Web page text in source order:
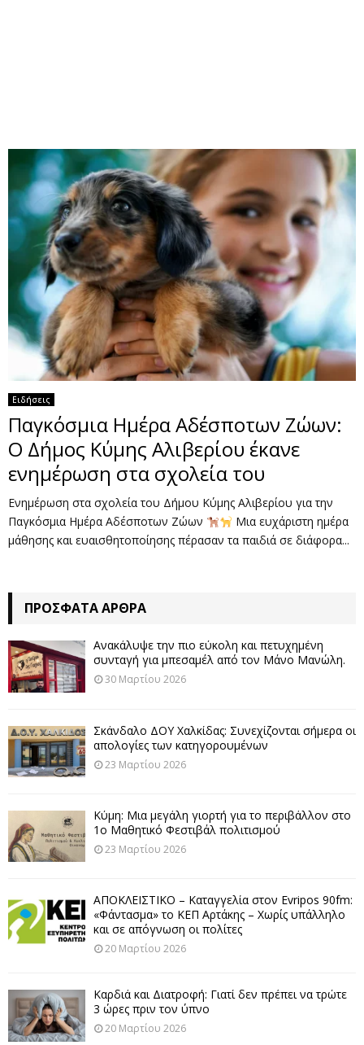
U
Ειδήσεις
Παγκόσμια Ημέρα Αδέσποτων Ζώων:
Ο Δήμος Κύμης Αλιβερίου έκανε
ενημέρωση στα σχολεία του
Ενημέρωση στα σχολεία του Δήμου Κύμης Αλιβερίου για την
Παγκόσμια Ημέρα Αδέσποτων Ζώων
Μια ευχάριστη ημέρα
μάθησης και ευαισθητοποίησης πέρασαν τα παιδιά σε διάφορα...
ΠΡΌΣΦΑΤΑ ΆΡΘΡΑ
Ανακάλυψε την πιο εύκολη και πετυχημένη
συνταγή για μπεσαμέλ από τον Μάνο Μανώλη.
30 Μαρτίου 2026
Σκάνδαλο ΔΟΥ Χαλκίδας: Συνεχίζονται σήμερα οι
απολογίες των κατηγορουμένων
23 Μαρτίου 2026
Κύμη: Μια μεγάλη γιορτή για το περιβάλλον στο
1ο Μαθητικό Φεστιβάλ πολιτισμού
23 Μαρτίου 2026
ΑΠΟΚΛΕΙΣΤΙΚΟ – Καταγγελία στον Evripos 90fm:
«Φάντασμα» το ΚΕΠ Αρτάκης – Χωρίς υπάλληλο
και σε απόγνωση οι πολίτες
20 Μαρτίου 2026
Καρδιά και Διατροφή: Γιατί δεν πρέπει να τρώτε
3 ώρες πριν τον ύπνο
20 Μαρτίου 2026